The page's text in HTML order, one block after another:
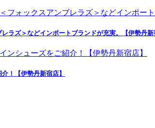
ラズ＞などインポートブランドが充実。【伊勢丹新
！【伊勢丹新宿店】